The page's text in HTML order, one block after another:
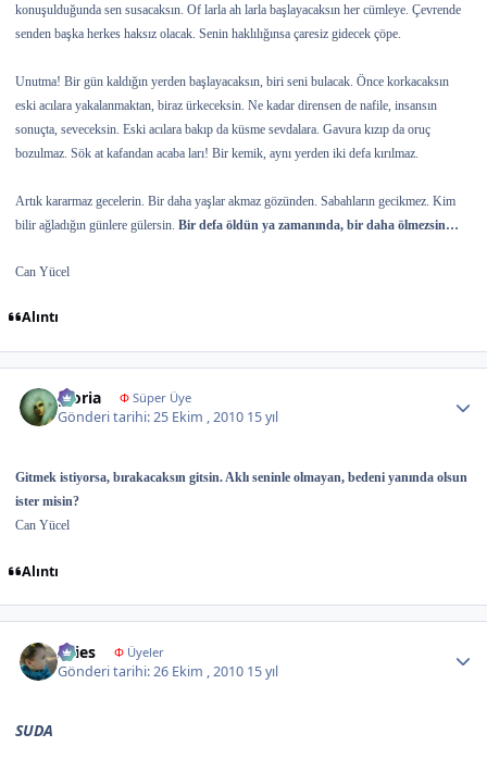
konuşulduğunda sen susacaksın. Of larla ah larla başlayacaksın her cümleye. Çevrende
senden başka herkes haksız olacak. Senin haklılığınsa çaresiz gidecek çöpe.
Unutma! Bir gün kaldığın yerden başlayacaksın, biri seni bulacak. Önce korkacaksın
eski acılara yakalanmaktan, biraz ürkeceksin. Ne kadar dirensen de nafile, insansın
sonuçta, seveceksin. Eski acılara bakıp da küsme sevdalara. Gavura kızıp da oruç
bozulmaz. Sök at kafandan acaba ları! Bir kemik, aynı yerden iki defa kırılmaz.
Artık kararmaz gecelerin. Bir daha yaşlar akmaz gözünden. Sabahların gecikmez. Kim
bilir ağladığın günlere gülersin. Bir defa öldün ya zamanında, bir daha ölmezsin…
Can Yücel
Alıntı
gloria ΦSüper Üye
Gönderi tarihi:25 Ekim , 2010 15 yıl
Gitmek istiyorsa, bırakacaksın gitsin. Aklı seninle olmayan, bedeni yanında olsun
ister misin?
Can Yücel
Alıntı
Aries ΦÜyeler
Gönderi tarihi:26 Ekim , 2010 15 yıl
SUDA